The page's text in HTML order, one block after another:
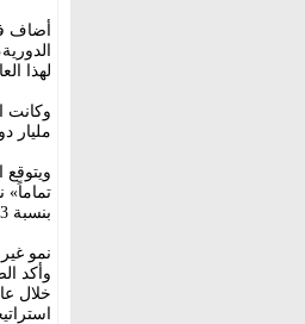
أضاف
لهذا
مليار
تماماً»
بنسبة 2.3 في المائة لهذا العام.
نمو